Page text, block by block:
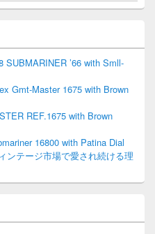
SUBMARINER ’66 with Smll-
Gmt-Master 1675 with Brown
REF.1675 with Brown
16800 with Patina Dial
ンテージ市場で愛され続ける理